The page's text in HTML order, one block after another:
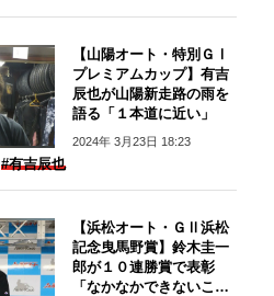
【山陽オート・特別ＧⅠ
プレミアムカップ】有吉
辰也が山陽新走路の雨を
語る「１本道に近い」
2024年 3月23日 18:23
#有吉辰也
【浜松オート・ＧⅡ浜松
記念曳馬野賞】鈴木圭一
郎が１０連勝賞で表彰
「なかなかできないこと